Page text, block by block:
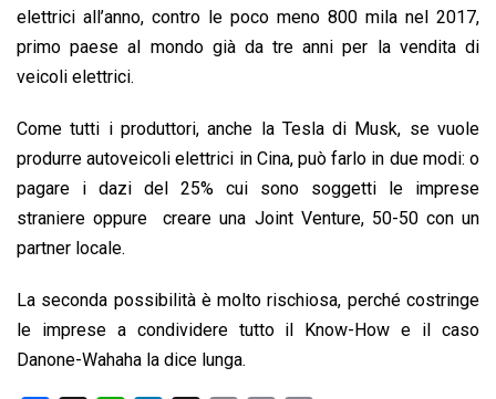
elettrici all’anno, contro le poco meno 800 mila nel 2017,
primo paese al mondo già da tre anni per la vendita di
veicoli elettrici.
Come tutti i produttori, anche la Tesla di Musk, se vuole
produrre autoveicoli elettrici in Cina, può farlo in due modi: o
pagare i dazi del 25% cui sono soggetti le imprese
straniere oppure creare una Joint Venture, 50-50 con un
partner locale.
La seconda possibilità è molto rischiosa, perché costringe
le imprese a condividere tutto il Know-How e il caso
Danone-Wahaha la dice lunga.